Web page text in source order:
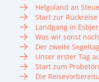
Helgoland an
Start zur Rückreise
Landgang in
Was wir sonst
Der zweite
Unser erster Tag
Start zum
Die